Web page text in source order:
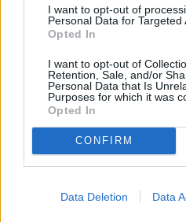
I want to opt-out of
Personal Data for Targeted
Opted In
I want to opt-out of
Retention, Sale, and/or
Personal Data that Is
Purposes for which it was
Opted In
CONFIRM
Data Deletion Data